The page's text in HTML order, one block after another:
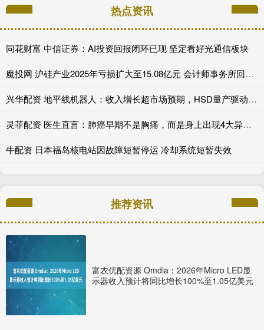
热点资讯
同花财富 中信证券：AI投资回报闭环已现 坚定看好光通信板块
魔投网 沪硅产业2025年亏损扩大至15.08亿元 会计师事务所回应监管问询
兴华配资 地平线机器人：收入增长超市场预期，HSD量产驱动业务加速
灵菲配资 医生直言：肺癌早期不是胸痛，而是身上出现4大异常，千万别忽视
牛配资 日本福岛核电站因故障短暂停运 冷却系统短暂失效
推荐资讯
富农优配资源 Omdia：2026年Micro LED显
示器收入预计将同比增长100%至1.05亿美元